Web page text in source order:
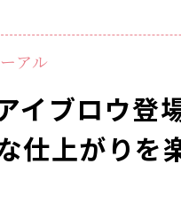
アル
イブロウ登
仕上がりを